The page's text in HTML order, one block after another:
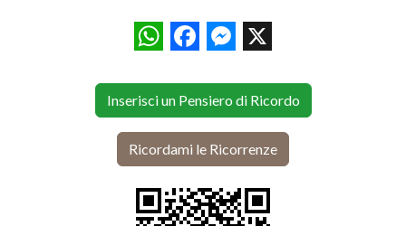
WhatsAppFacebookMessenger
X
Inserisci un Pensiero di Ricordo
Ricordami le Ricorrenze